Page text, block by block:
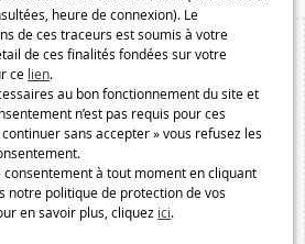
heure de connexion). Le
de ces traceurs est soumis à votre
de ces finalités fondées sur votre
ce lien.
au bon fonctionnement du site et
n’est pas requis pour ces
sans accepter » vous refusez les
à tout moment en cliquant
notre politique de protection de vos
en savoir plus, cliquez ici.